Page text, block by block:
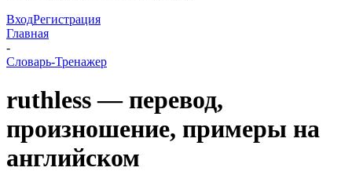
ВходРегистрация
Главная
-
Словарь-Тренажер
ruthless — перевод,
произношение, примеры на
английском